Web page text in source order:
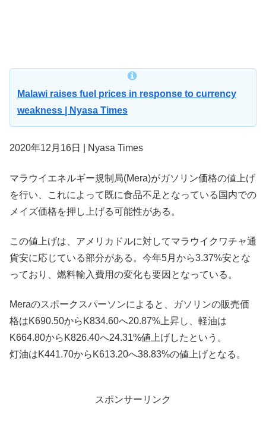
Malawi raises fuel prices in response to currency
weakness | Nyasa Times
2020年12月16日 | Nyasa Times
マラウイエネルギー規制局(Mera)がガソリン価格の値上げ
を行い、これによって既に食品不足となっている国内での
メイズ価格を押し上げる可能性がある。
この値上げは、アメリカドルに対してマラウイクワチャ通
貨安に応じている部分がある。今年5月から3.37%安とな
っており、燃料輸入費用の変化も要因となっている。
Meraのスポークスパーソンによると、ガソリンの販売価
格はK690.50からK834.60へ20.87%上昇し、軽油は
K664.80からK826.40へ24.31%値上げしたという。
灯油はK441.70からK613.20へ38.83%の値上げとなる。
スポンサーリンク